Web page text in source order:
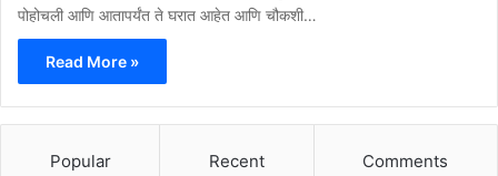
पोहोचली आणि आतापर्यंत ते घरात आहेत आणि चौकशी…
Read More »
Popular Recent Comments